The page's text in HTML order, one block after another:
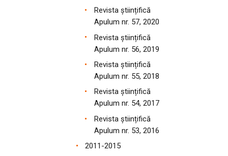
Revista științifică
Apulum nr. 57, 2020
Revista științifică
Apulum nr. 56, 2019
Revista științifică
Apulum nr. 55, 2018
Revista științifică
Apulum nr. 54, 2017
Revista științifică
Apulum nr. 53, 2016
2011-2015